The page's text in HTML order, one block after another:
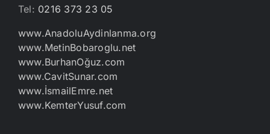
Tel: 0216 373 23 05
www.AnadoluAydinlanma.org
www.MetinBobaroglu.net
www.BurhanOğuz.com
www.CavitSunar.com
www.İsmailEmre.net
www.KemterYusuf.com